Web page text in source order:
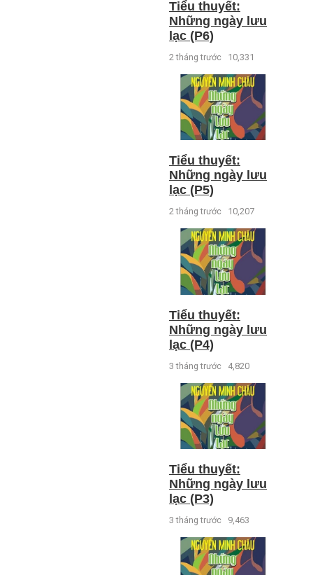
Tiểu thuyết:
Những ngày lưu
lạc (P6)
2 tháng trước 10,331
Tiểu thuyết:
Những ngày lưu
lạc (P5)
2 tháng trước 10,207
Tiểu thuyết:
Những ngày lưu
lạc (P4)
3 tháng trước 4,820
Tiểu thuyết:
Những ngày lưu
lạc (P3)
3 tháng trước 9,463